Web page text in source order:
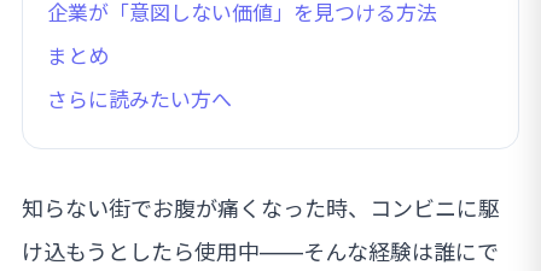
企業が「意図しない価値」を見つける方法
まとめ
さらに読みたい方へ
知らない街でお腹が痛くなった時、コンビニに駆
け込もうとしたら使用中——そんな経験は誰にで